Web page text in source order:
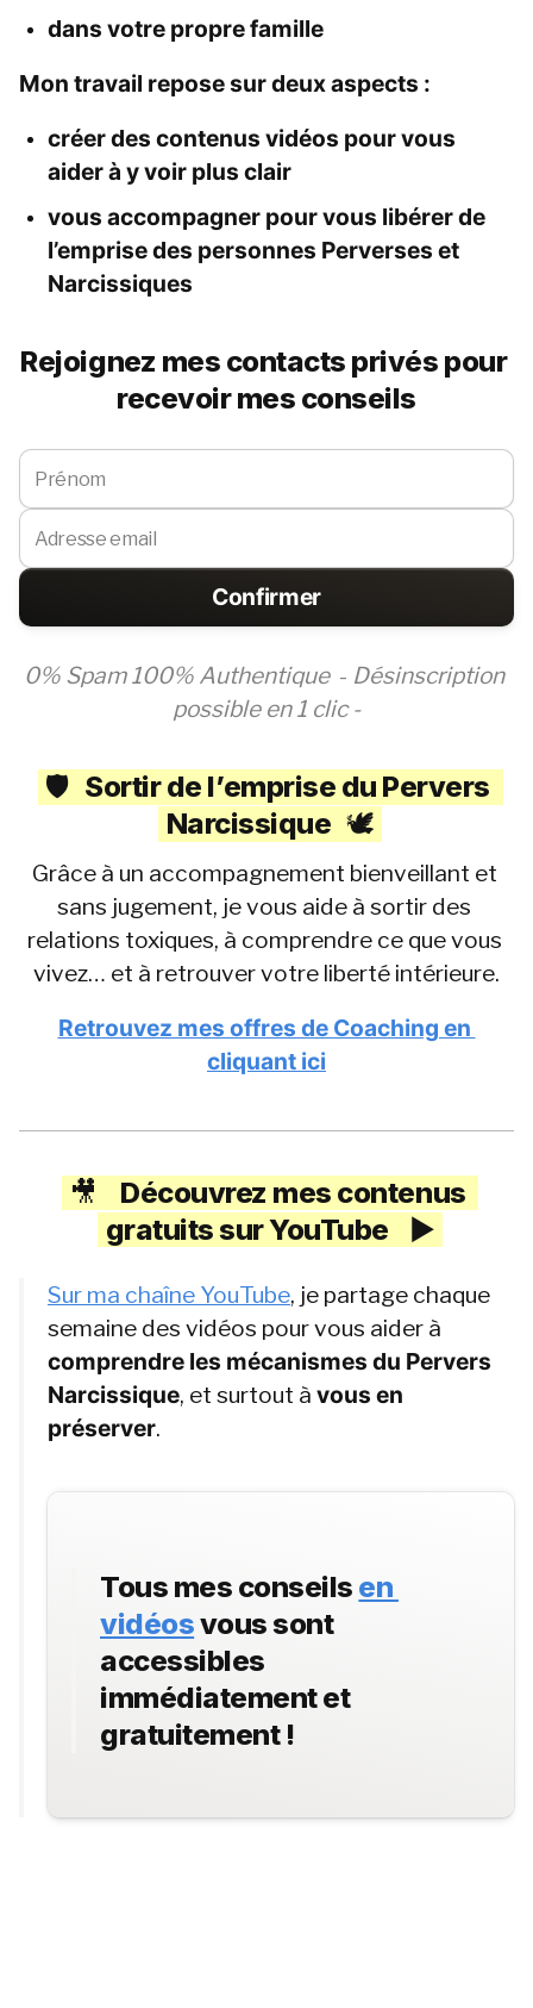
dans votre propre famille
Mon travail repose sur deux aspects :
créer des contenus vidéos pour vous
aider à y voir plus clair
vous accompagner pour vous libérer de
l’emprise des personnes Perverses et
Narcissiques
Rejoignez mes contacts privés pour
recevoir mes conseils
Confirmer
0% Spam 100% Authentique - Désinscription
possible en 1 clic -
🛡️ Sortir de l’emprise du Pervers
Narcissique 🕊️
Grâce à un accompagnement bienveillant et
sans jugement, je vous aide à sortir des
relations toxiques, à comprendre ce que vous
vivez… et à retrouver votre liberté intérieure.
Retrouvez mes offres de Coaching en
cliquant ici
🎥
Découvrez mes contenus
gratuits sur YouTube
▶️
Sur ma chaîne YouTube, je partage chaque
semaine des vidéos pour vous aider à
comprendre les mécanismes du Pervers
Narcissique, et surtout à vous en
préserver.
Tous mes conseils en
vidéos vous sont
accessibles
immédiatement et
gratuitement !